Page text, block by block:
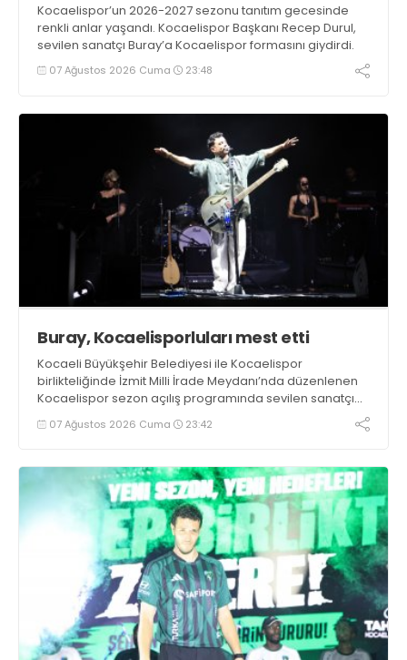
Kocaelispor’un 2026-2027 sezonu tanıtım gecesinde
renkli anlar yaşandı. Kocaelispor Başkanı Recep Durul,
sevilen sanatçı Buray’a Kocaelispor formasını giydirdi.
07 Ağustos 2026 Cuma 23:48
Buray, Kocaelisporluları mest etti
Kocaeli Büyükşehir Belediyesi ile Kocaelispor
birlikteliğinde İzmit Milli İrade Meydanı’nda düzenlenen
Kocaelispor sezon açılış programında sevilen sanatçı
Buray, verdiği konserle meydanı inletti.
07 Ağustos 2026 Cuma 23:42